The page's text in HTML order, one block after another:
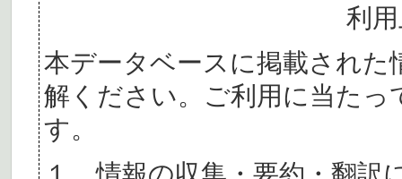
利
本データベースに掲載された
解ください。ご利用に当た
す。